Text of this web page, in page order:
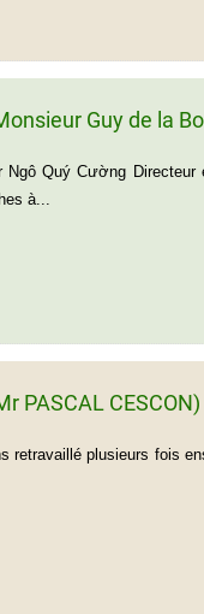
Guy de la
Quý Cường Directeur
à...
PASCAL CESCON)
retravaillé plusieurs fois